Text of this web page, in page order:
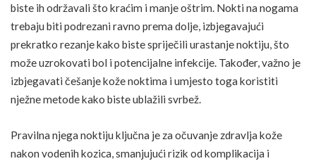
biste ih održavali što kraćim i manje oštrim. Nokti na nogama
trebaju biti podrezani ravno prema dolje, izbjegavajući
prekratko rezanje kako biste spriječili urastanje noktiju, što
može uzrokovati bol i potencijalne infekcije. Također, važno je
izbjegavati češanje kože noktima i umjesto toga koristiti
nježne metode kako biste ublažili svrbež.
Pravilna njega noktiju ključna je za očuvanje zdravlja kože
nakon vodenih kozica, smanjujući rizik od komplikacija i